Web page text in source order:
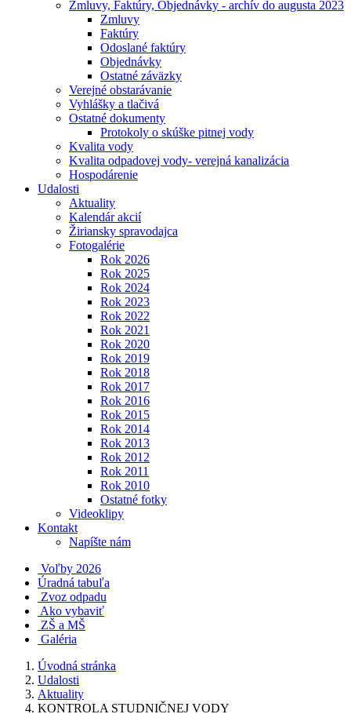
Zmluvy, Faktúry, Objednávky - archív do augusta 2023
Zmluvy
Faktúry
Odoslané faktúry
Objednávky
Ostatné záväzky
Verejné obstarávanie
Vyhlášky a tlačivá
Ostatné dokumenty
Protokoly o skúške pitnej vody
Kvalita vody
Kvalita odpadovej vody- verejná kanalizácia
Hospodárenie
Udalosti
Aktuality
Kalendár akcií
Žiriansky spravodajca
Fotogalérie
Rok 2026
Rok 2025
Rok 2024
Rok 2023
Rok 2022
Rok 2021
Rok 2020
Rok 2019
Rok 2018
Rok 2017
Rok 2016
Rok 2015
Rok 2014
Rok 2013
Rok 2012
Rok 2011
Rok 2010
Ostatné fotky
Videoklipy
Kontakt
Napíšte nám
Voľby 2026
Úradná tabuľa
Zvoz odpadu
Ako vybaviť
ZŠ a MŠ
Galéria
Úvodná stránka
Udalosti
Aktuality
KONTROLA STUDNIČNEJ VODY